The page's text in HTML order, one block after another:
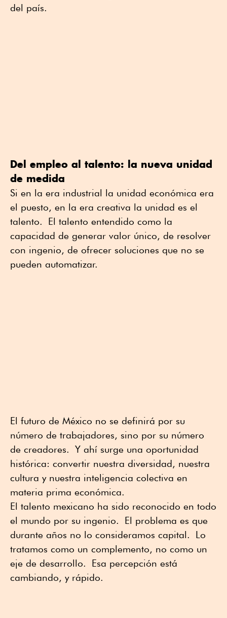
del país.
Del empleo al talento: la nueva unidad
de medida
Si en la era industrial la unidad económica era
el puesto, en la era creativa la unidad es el
talento. El talento entendido como la
capacidad de generar valor único, de resolver
con ingenio, de ofrecer soluciones que no se
pueden automatizar.
El futuro de México no se definirá por su
número de trabajadores, sino por su número
de creadores. Y ahí surge una oportunidad
histórica: convertir nuestra diversidad, nuestra
cultura y nuestra inteligencia colectiva en
materia prima económica.
El talento mexicano ha sido reconocido en todo
el mundo por su ingenio. El problema es que
durante años no lo consideramos capital. Lo
tratamos como un complemento, no como un
eje de desarrollo. Esa percepción está
cambiando, y rápido.